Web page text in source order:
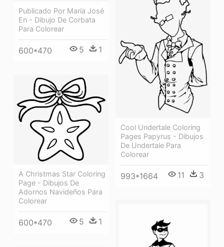
Publicado Por María José
En - Dibujo De Corbata
Para Colorear
600*470 5 1
Cool Undertale Coloring
Pages Papyrus - Dibujos
De Undertale Para
Colorear
993*1664 11 3
A Christmas Star Coloring
Page - Dibujos De
Adornos Navideños Para
Colorear
600*470 5 1